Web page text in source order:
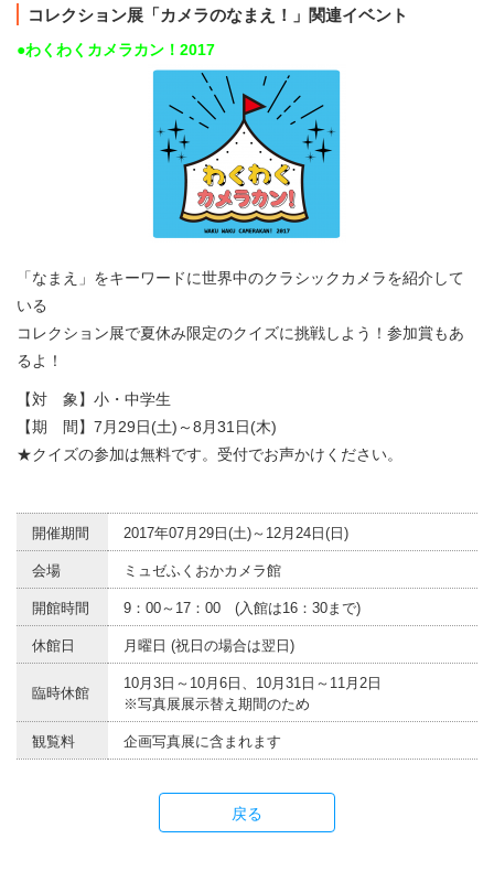
コレクション展「カメラのなまえ！」関連イベント
●わくわくカメラカン！2017
「なまえ」をキーワードに世界中のクラシックカメラを紹介して
いる
コレクション展で夏休み限定のクイズに挑戦しよう！参加賞もあ
るよ！
【対 象】小・中学生
【期 間】7月29日(土)～8月31日(木)
★クイズの参加は無料です。受付でお声かけください。
開催期間 2017年07月29日(土)～12月24日(日)
会場 ミュゼふくおかカメラ館
開館時間 9：00～17：00 (入館は16：30まで)
休館日 月曜日 (祝日の場合は翌日)
臨時休館
10月3日～10月6日、10月31日～11月2日
※写真展展示替え期間のため
観覧料 企画写真展に含まれます
戻る